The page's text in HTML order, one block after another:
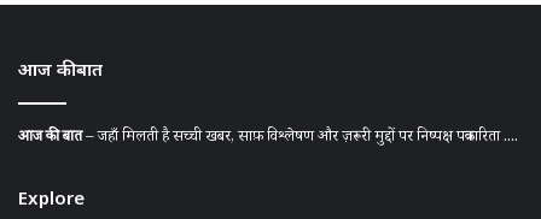
आज की बात
आज की बात– जहाँ मिलती है सच्ची खबर, साफ़ विश्लेषण और ज़रूरी मुद्दों पर निष्पक्ष पत्रकारिता ....
Explore